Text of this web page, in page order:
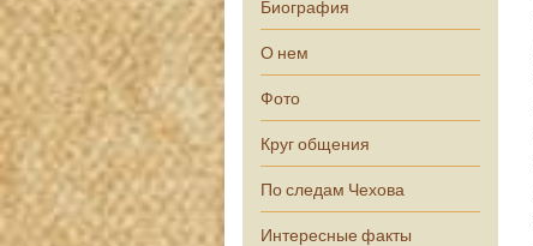
Биография
О нем
Фото
Круг общения
По следам Чехова
Интересные факты